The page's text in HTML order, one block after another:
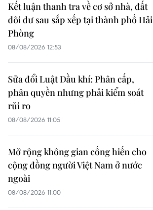
Kết luận thanh tra về cơ sở nhà, đất
dôi dư sau sắp xếp tại thành phố Hải
Phòng
08/08/2026 12:53
Sửa đổi Luật Dầu khí: Phân cấp,
phân quyền nhưng phải kiểm soát
rủi ro
08/08/2026 11:05
Mở rộng không gian cống hiến cho
cộng đồng người Việt Nam ở nước
ngoài
08/08/2026 11:00